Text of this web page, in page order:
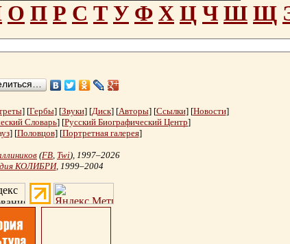
О П Р С Т У Ф Х Ц Ч Ш Щ
] [Гербы] [Звуки] [Диск] [Авторы] [Ссылки] [Новости]
Словарь] [Русский Биографический Центр]
] [Половцов] [Портретная галерея]
(FB, Twi), 1997–2026
КОЛИБРИ, 1999–2004